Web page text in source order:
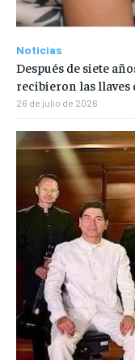
Noticias
Después de siete
recibieron las llaves
26 de julio de 2026